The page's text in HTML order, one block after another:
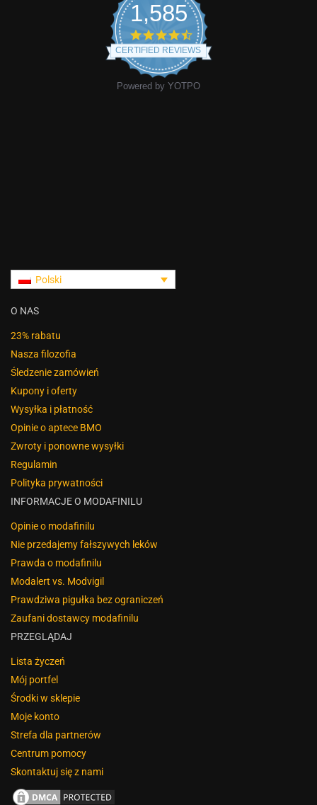
1,585
CERTIFIED REVIEWS
Powered by YOTPO
Polski
O NAS
23% rabatu
Nasza filozofia
Śledzenie zamówień
Kupony i oferty
Wysyłka i płatność
Opinie o aptece BMO
Zwroty i ponowne wysyłki
Regulamin
Polityka prywatności
INFORMACJE O MODAFINILU
Opinie o modafinilu
Nie przedajemy fałszywych leków
Prawda o modafinilu
Modalert vs. Modvigil
Prawdziwa pigułka bez ograniczeń
Zaufani dostawcy modafinilu
PRZEGLĄDAJ
Lista życzeń
Mój portfel
Środki w sklepie
Moje konto
Strefa dla partnerów
Centrum pomocy
Skontaktuj się z nami